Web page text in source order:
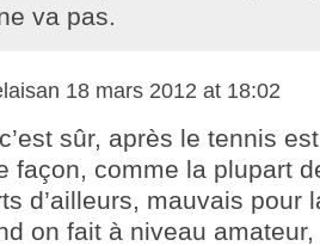
va pas.
18 mars 2012 at 18:02
sûr, après le tennis
façon, comme la plupart
d’ailleurs, mauvais pour
on fait à niveau